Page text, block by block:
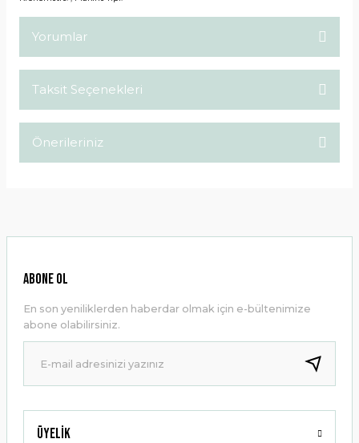
Yorumlar
Taksit Seçenekleri
Önerileriniz
Ürün resmi kalitesiz, bozuk veya görüntülenemiyor.
Ürün bilgilerinde hatalar bulunuyor.
Ürün fiyatı diğer sitelerden daha pahalı.
Bu ürüne benzer farklı alternatifler olmalı.
Üyelik
ABONE OL
En son yeniliklerden haberdar olmak için e-bültenimize
abone olabilirsiniz.